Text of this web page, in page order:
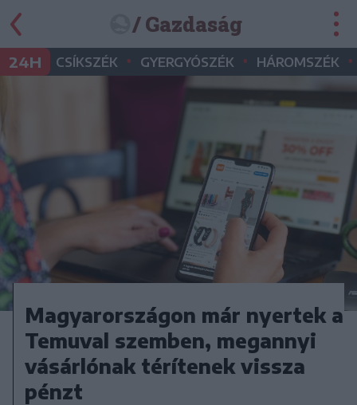
/ Gazdaság
24H CSÍKSZÉK • GYERGYÓSZÉK • HÁROMSZÉK •
Magyarországon már nyertek a
Temuval szemben, megannyi
vásárlónak térítenek vissza
pénzt